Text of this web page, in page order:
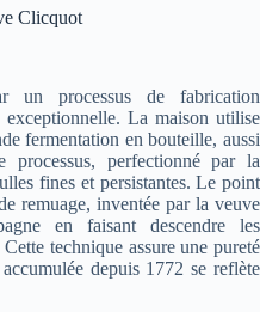
Clicquot
un processus de fabrication
La maison utilise
fermentation en bouteille, aussi
processus, perfectionné par la
fines et persistantes. Le point
remuage, inventée par la veuve
en faisant descendre les
technique assure une pureté
depuis 1772 se reflète